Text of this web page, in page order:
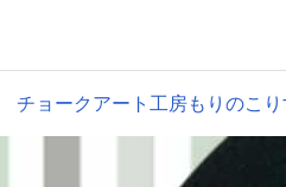
チョークアート工房もりのこ